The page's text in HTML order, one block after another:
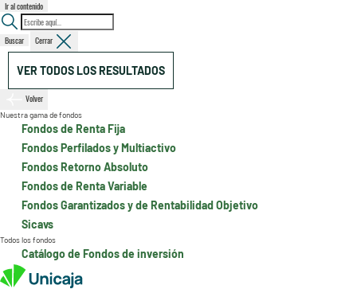
Ir al contenido
Buscar Cerrar
VER TODOS LOS RESULTADOS
Volver
Nuestra gama de fondos
Fondos de Renta Fija
Fondos Perfilados y Multiactivo
Fondos Retorno Absoluto
Fondos de Renta Variable
Fondos Garantizados y de Rentabilidad Objetivo
Sicavs
Todos los fondos
Catálogo de Fondos de inversión